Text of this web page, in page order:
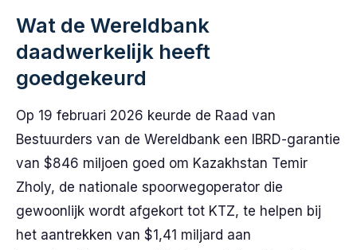
Wat de Wereldbank
daadwerkelijk heeft
goedgekeurd
Op 19 februari 2026 keurde de Raad van
Bestuurders van de Wereldbank een IBRD-garantie
van $846 miljoen goed om Kazakhstan Temir
Zholy, de nationale spoorwegoperator die
gewoonlijk wordt afgekort tot KTZ, te helpen bij
het aantrekken van $1,41 miljard aan